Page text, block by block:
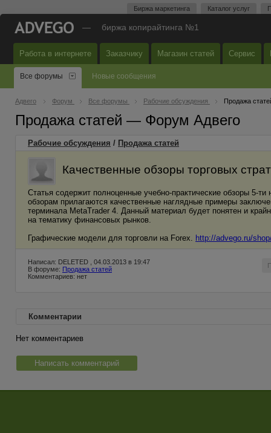
Биржа маркетинга Каталог услуг
— биржа копирайтинга №1
Работа в интернете Заказчику Магазин статей Сервис
Все форумы Новые сообщения
Адвего Форум Все форумы Рабочие обсуждения Продажа
Продажа статей — Форум Адвего
Рабочие обсуждения / Продажа статей
Качественные обзоры торговых
Статья содержит полноценные учебно-практические обзоры 5-
обзорам прилагаются качественные наглядные примеры
терминала MetaTrader 4. Данный материал будет понятен и
на тематику финансовых рынков.
Графические модели для торговли на Forex. http://advego.ru/
Написал: DELETED , 04.03.2013 в 19:47
В форуме: Продажа статей
Комментариев: нет
Комментарии
Нет комментариев
Написать комментарий